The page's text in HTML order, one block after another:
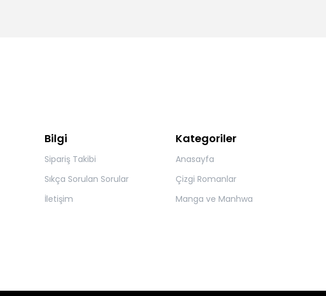
Bilgi
Sipariş Takibi
Sıkça Sorulan Sorular
İletişim
Kategoriler
Anasayfa
Çizgi Romanlar
Manga ve Manhwa